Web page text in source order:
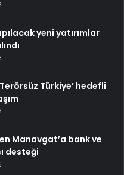
yeni yatırımlar
Türkiye’ hedefli
Manavgat’a bank ve
desteği